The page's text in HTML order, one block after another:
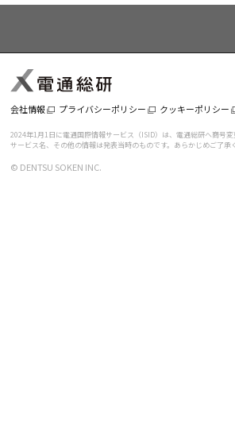
会社情報 プライバシーポリシー クッキーポリシー
2024年1月1日に電通国際情報サービス（ISID）は、電通総研へ商号
サービス名、その他の情報は発表当時のものです。あらかじめご了承
© DENTSU SOKEN INC.